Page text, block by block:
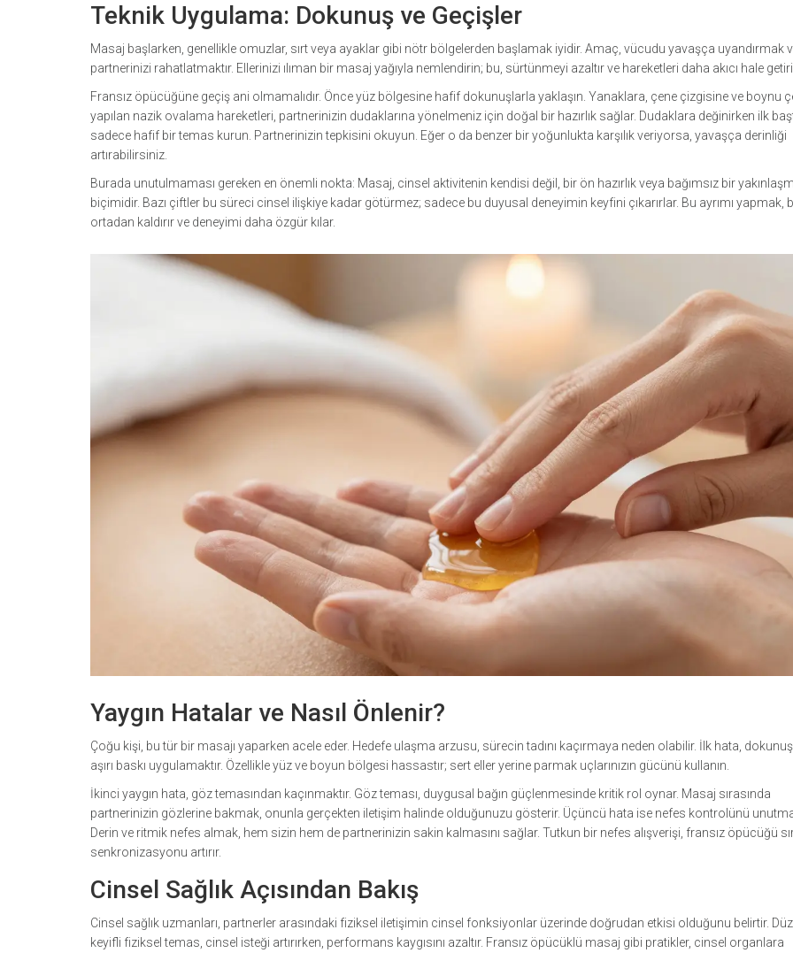
Teknik Uygulama: Dokunuş ve Geçişler
Masaj başlarken, genellikle omuzlar, sırt veya ayaklar gibi nötr bölgelerden başlamak iyidir. Amaç, vücudu yavaşça uyandırmak
partnerinizi rahatlatmaktır. Ellerinizi ılıman bir masaj yağıyla nemlendirin; bu, sürtünmeyi azaltır ve hareketleri daha akıcı hale
Fransız öpücüğüne geçiş ani olmamalıdır. Önce yüz bölgesine hafif dokunuşlarla yaklaşın. Yanaklara, çene çizgisine ve boynu
yapılan nazik ovalama hareketleri, partnerinizin dudaklarına yönelmeniz için doğal bir hazırlık sağlar. Dudaklara değinirken ilk
sadece hafif bir temas kurun. Partnerinizin tepkisini okuyun. Eğer o da benzer bir yoğunlukta karşılık veriyorsa, yavaşça derinliği
artırabilirsiniz.
Burada unutulmaması gereken en önemli nokta: Masaj, cinsel aktivitenin kendisi değil, bir ön hazırlık veya bağımsız bir
biçimidir. Bazı çiftler bu süreci cinsel ilişkiye kadar götürmez; sadece bu duyusal deneyimin keyfini çıkarırlar. Bu ayrımı yapmak,
ortadan kaldırır ve deneyimi daha özgür kılar.
Yaygın Hatalar ve Nasıl Önlenir?
Çoğu kişi, bu tür bir masajı yaparken acele eder. Hedefe ulaşma arzusu, sürecin tadını kaçırmaya neden olabilir. İlk hata,
aşırı baskı uygulamaktır. Özellikle yüz ve boyun bölgesi hassastır; sert eller yerine parmak uçlarınızın gücünü kullanın.
İkinci yaygın hata, göz temasından kaçınmaktır. Göz teması, duygusal bağın güçlenmesinde kritik rol oynar. Masaj sırasında
partnerinizin gözlerine bakmak, onunla gerçekten iletişim halinde olduğunuzu gösterir. Üçüncü hata ise nefes kontrolünü
Derin ve ritmik nefes almak, hem sizin hem de partnerinizin sakin kalmasını sağlar. Tutkun bir nefes alışverişi, fransız öpücüğü
senkronizasyonu artırır.
Cinsel Sağlık Açısından Bakış
Cinsel sağlık uzmanları, partnerler arasındaki fiziksel iletişimin cinsel fonksiyonlar üzerinde doğrudan etkisi olduğunu belirtir.
keyifli fiziksel temas, cinsel isteği artırırken, performans kaygısını azaltır. Fransız öpücüklü masaj gibi pratikler, cinsel organlara